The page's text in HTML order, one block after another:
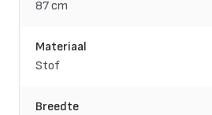
87 cm
Materiaal
Stof
Breedte